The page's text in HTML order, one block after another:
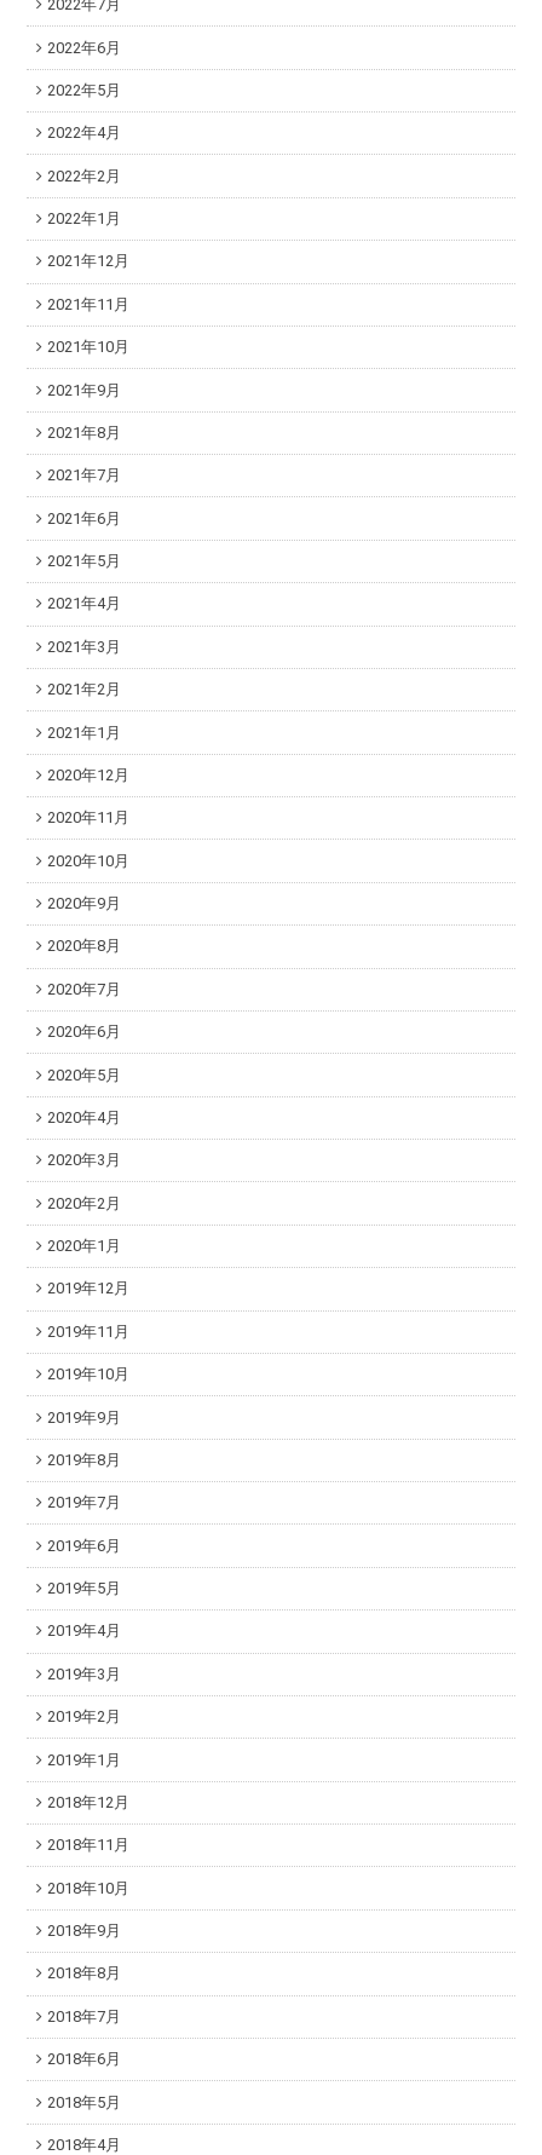
2022年7月
2022年6月
2022年5月
2022年4月
2022年2月
2022年1月
2021年12月
2021年11月
2021年10月
2021年9月
2021年8月
2021年7月
2021年6月
2021年5月
2021年4月
2021年3月
2021年2月
2021年1月
2020年12月
2020年11月
2020年10月
2020年9月
2020年8月
2020年7月
2020年6月
2020年5月
2020年4月
2020年3月
2020年2月
2020年1月
2019年12月
2019年11月
2019年10月
2019年9月
2019年8月
2019年7月
2019年6月
2019年5月
2019年4月
2019年3月
2019年2月
2019年1月
2018年12月
2018年11月
2018年10月
2018年9月
2018年8月
2018年7月
2018年6月
2018年5月
2018年4月